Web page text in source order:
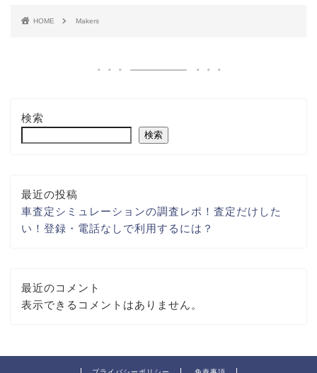
HOME Makers
検索
検索
最近の投稿
車査定シミュレーションの調査レポ！査定だけした
い！登録・電話なしで利用するには？
最近のコメント
表示できるコメントはありません。